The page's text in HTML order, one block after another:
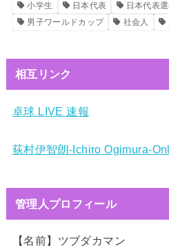
小学生
日本代表 日本代表
男子ワールドカップ
社会人
相互リンク
卓球 LIVE 速報
荻村伊智朗-Ichiro Ogimura-
管理人プロフィール
【名前】ツブダカマン